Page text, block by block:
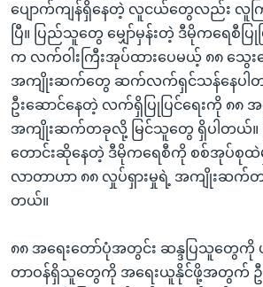
ရန်
နေရာ
ရန်
ပျောက်ကျန်ရှိနေတဲ့ လူငယ်တွေလည်း လူကြီ
ပြီ။ ပြည်သူတွေ မျှော်မှန်းတဲ့ ဒီမိုကရေစီပ
က လက်ဝါးကြီးအုပ်ထားပေမယ့် ၈၈ သွေး
အကျိုးဆက်တွေ ဆက်လက်ရှင်သန်နေပါတ
ဦးဆောင်နေတဲ့ လက်ရှိပြုပြင်ရေးကို ၈၈ အ
အကျိုးဆက်တခုလို့ မြင်သူတွေ ရှိပါတယ်။
တောင်းဆိုနေတဲ့ ဒီမိုကရေစီကို စစ်အုပ်စု
လာတာဟာ ၈၈ လှုပ်ရှားမှုရဲ့ အကျိုးဆက်
တယ်။
၈၈ အရေးတော်ပုံအတွင်း ဆန္ဒပြသူတွေ
တာဝန်ရှိသူတွေကို အရေးယူနိုင်ဖို့အတွက် ဦး